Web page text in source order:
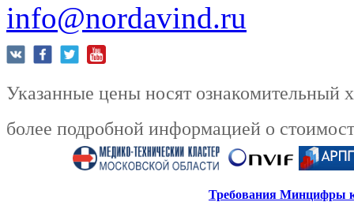
info@nordavind.ru
Указанные цены носят ознакомительный
более подробной информацией о
Требования Минцифры